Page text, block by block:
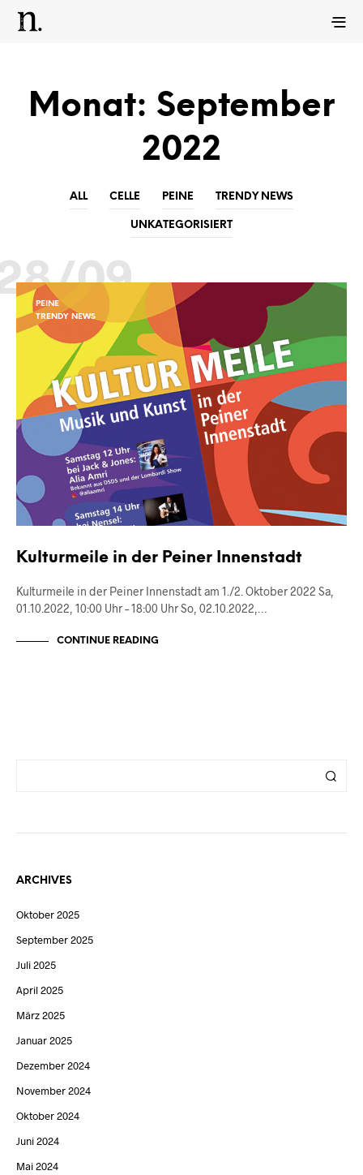
Monat: September
2022
ALL CELLE PEINE TRENDY NEWS
UNKATEGORISIERT
09
PEINE
TRENDY NEWS
Kulturmeile in der Peiner Innenstadt
Kulturmeile in der Peiner Innenstadt am 1./2. Oktober 2022 Sa,
01.10.2022, 10:00 Uhr – 18:00 Uhr So, 02.10.2022,…
CONTINUE READING
ARCHIVES
Oktober 2025
September 2025
Juli 2025
April 2025
März 2025
Januar 2025
Dezember 2024
November 2024
Oktober 2024
Juni 2024
Mai 2024